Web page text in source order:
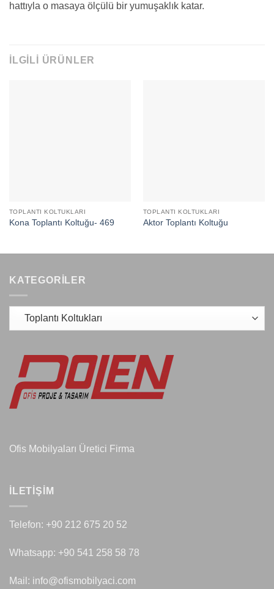
hattıyla o masaya ölçülü bir yumuşaklık katar.
İLGILI ÜRÜNLER
TOPLANTI KOLTUKLARI
Kona Toplantı Koltuğu- 469
TOPLANTI KOLTUKLARI
Aktor Toplantı Koltuğu
KATEGORILER
Ofis Mobilyaları Üretici Firma
İLETIŞIM
Telefon: +90 212 675 20 52
Whatsapp: +90 541 258 58 78
Mail: info@ofismobilyaci.com